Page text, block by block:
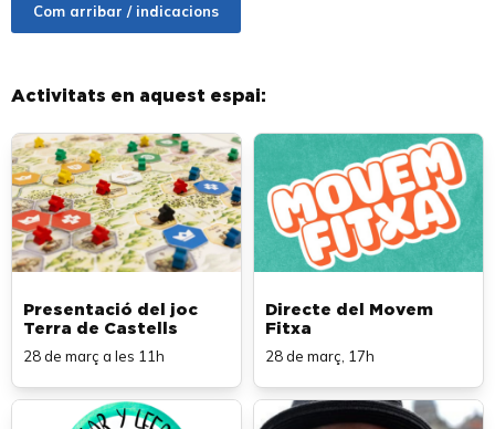
Com arribar / indicacions
Activitats en aquest espai:
Presentació del joc
Terra de Castells
28 de març a les 11h
Directe del Movem
Fitxa
28 de març, 17h